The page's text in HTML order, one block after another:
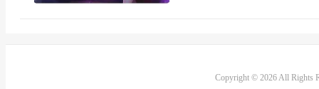
Copyright © 2026 All Rights